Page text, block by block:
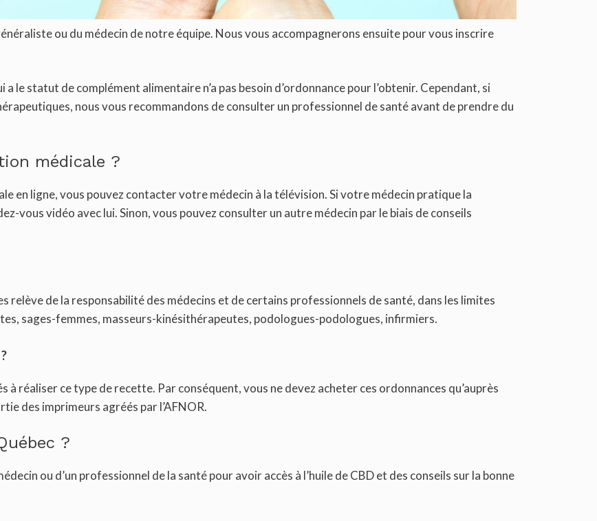
ou du médecin de notre équipe. Nous vous accompagnerons ensuite pour vous inscrire
le statut de complément alimentaire n’a pas besoin d’ordonnance pour l’obtenir. Cependant, si
nous vous recommandons de consulter un professionnel de santé avant de prendre du
médicale ?
en ligne, vous pouvez contacter votre médecin à la télévision. Si votre médecin pratique la
vous vidéo avec lui. Sinon, vous pouvez consulter un autre médecin par le biais de conseils
relève de la responsabilité des médecins et de certains professionnels de santé, dans les limites
sages-femmes, masseurs-kinésithérapeutes, podologues-podologues, infirmiers.
à réaliser ce type de recette. Par conséquent, vous ne devez acheter ces ordonnances qu’auprès
des imprimeurs agréés par l’AFNOR.
?
ou d’un professionnel de la santé pour avoir accès à l’huile de CBD et des conseils sur la bonne